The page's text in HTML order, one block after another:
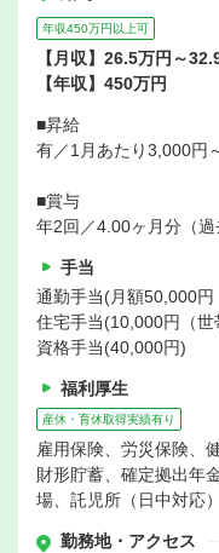
年収450万円以上可
【月収】26.5万円～
【年収】450万円
■昇給
有／1月あたり3,000円
■賞与
年2回／4.00ヶ月分（過
手当
通勤手当(月額50,000円
住宅手当(10,000円（世
資格手当(40,000円)
福利厚生
産休・育休取得実績有り
雇用保険、労災保険、
財形貯蓄、確定拠出年
場、託児所（日中対応
勤務地・アクセス